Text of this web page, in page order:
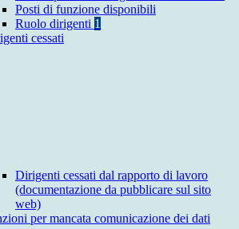
Posti di funzione disponibili
Ruolo dirigenti 1
cessati
Dirigenti cessati dal rapporto di lavoro
(documentazione da pubblicare sul sito
web)
per mancata comunicazione dei dati